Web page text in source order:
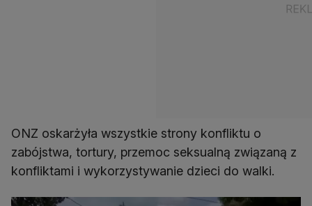
ONZ oskarżyła wszystkie strony konfliktu o
zabójstwa, tortury, przemoc seksualną związaną z
konfliktami i wykorzystywanie dzieci do walki.